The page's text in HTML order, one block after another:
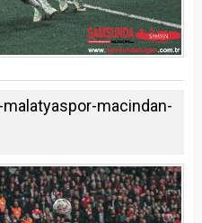
macindan-